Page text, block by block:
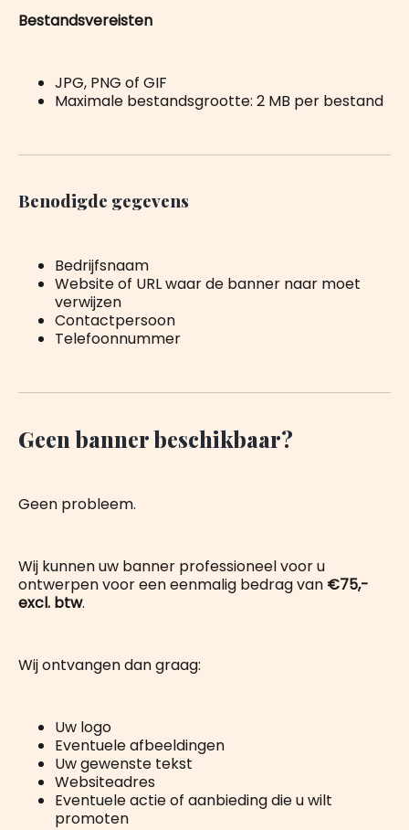
Bestandsvereisten
JPG, PNG of GIF
Maximale bestandsgrootte: 2 MB per bestand
Benodigde gegevens
Bedrijfsnaam
Website of URL waar de banner naar moet
verwijzen
Contactpersoon
Telefoonnummer
Geen banner beschikbaar?
Geen probleem.
Wij kunnen uw banner professioneel voor u
ontwerpen voor een eenmalig bedrag van €75,-
excl. btw.
Wij ontvangen dan graag:
Uw logo
Eventuele afbeeldingen
Uw gewenste tekst
Websiteadres
Eventuele actie of aanbieding die u wilt
promoten